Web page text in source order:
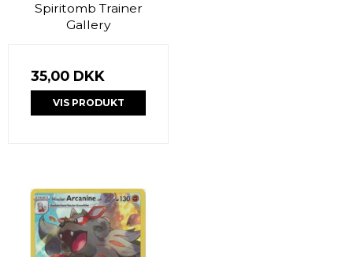
Spiritomb Trainer
Gallery
35,00 DKK
VIS PRODUKT